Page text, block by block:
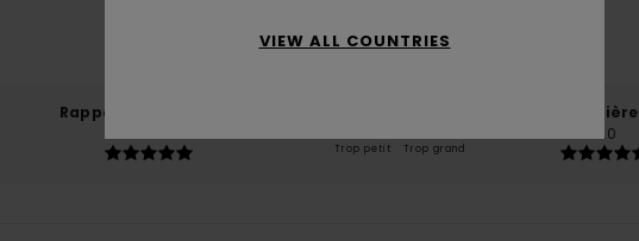
100% de nos clients recommandent ce produit
Rapport qualité / prix
Trop petit Trop grand
Matière
5.0
VIEW ALL COUNTRIES